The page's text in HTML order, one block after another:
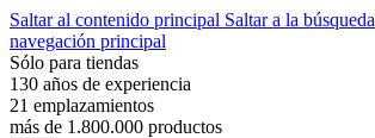
Saltar al contenido principal Saltar a la búsqueda
navegación principal
Sólo para tiendas
130 años de experiencia
21 emplazamientos
más de 1.800.000 productos